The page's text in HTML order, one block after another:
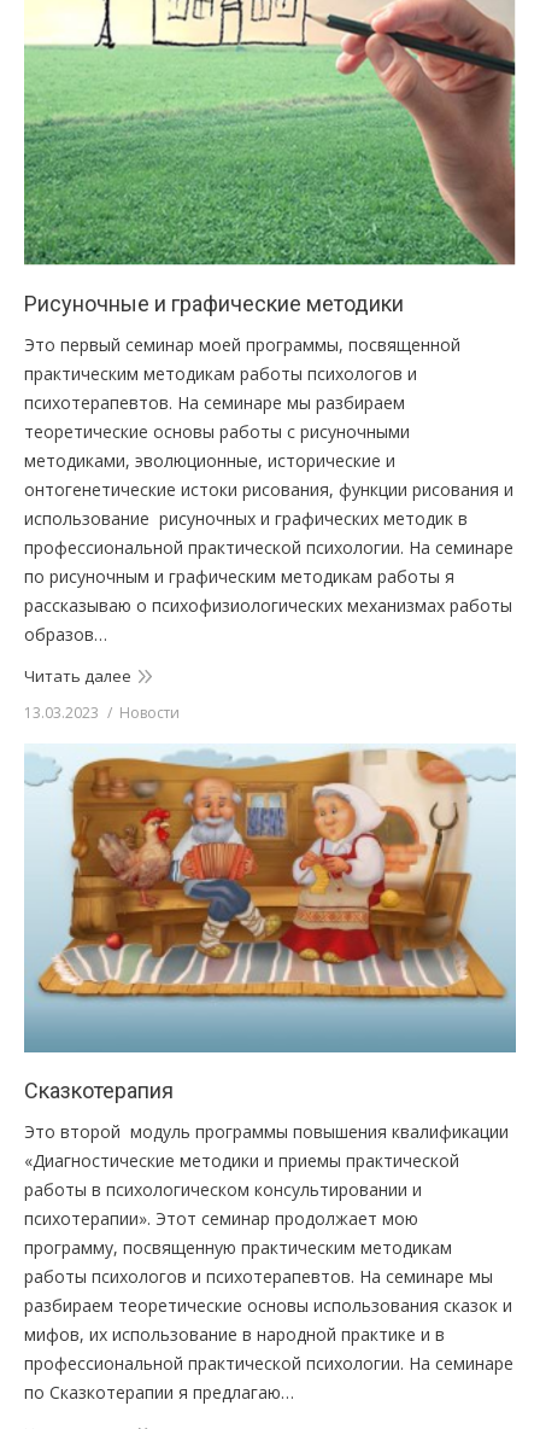
Рисуночные и графические методики
Это первый семинар моей программы, посвященной
практическим методикам работы психологов и
психотерапевтов. На семинаре мы разбираем
теоретические основы работы с рисуночными
методиками, эволюционные, исторические и
онтогенетические истоки рисования, функции рисования и
использование рисуночных и графических методик в
профессиональной практической психологии. На семинаре
по рисуночным и графическим методикам работы я
рассказываю о психофизиологических механизмах работы
образов…
Читать далее
13.03.2023 Новости
Сказкотерапия
Это второй модуль программы повышения квалификации
«Диагностические методики и приемы практической
работы в психологическом консультировании и
психотерапии». Этот семинар продолжает мою
программу, посвященную практическим методикам
работы психологов и психотерапевтов. На семинаре мы
разбираем теоретические основы использования сказок и
мифов, их использование в народной практике и в
профессиональной практической психологии. На семинаре
по Сказкотерапии я предлагаю…